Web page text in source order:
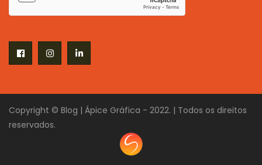
Copyright © Blog | Ápice Gráfica - 2022. | Todos os direitos
reservados.